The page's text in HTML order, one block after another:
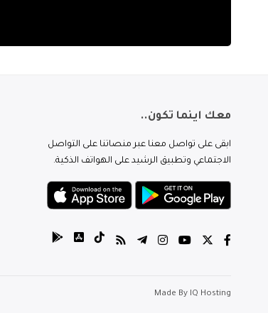
معك اينما تكون..
ابقى على تواصل معنا عبر منصاتنا على التواصل
الاجتماعي وتطبيق الرشيد على الهواتف الذكية.
Made By IQ Hosting